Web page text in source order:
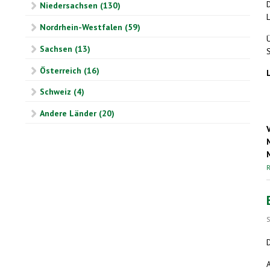
Niedersachsen (130)
Nordrhein-Westfalen (59)
Sachsen (13)
Österreich (16)
Schweiz (4)
Andere Länder (20)